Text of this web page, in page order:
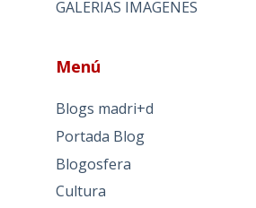
GALERIAS IMAGENES
Menú
Blogs madri+d
Portada Blog
Blogosfera
Cultura